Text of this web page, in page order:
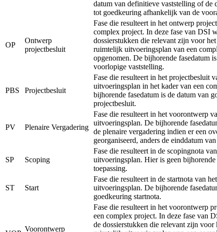
datum van definitieve vaststelling of de
tot goedkeuring afhankelijk van de
OP
Ontwerp
projectbesluit
Fase die resulteert in het ontwerp
complex project. In deze fase van DSI
dossierstukken die relevant zijn voor
ruimtelijk uitvoeringsplan van een
opgenomen. De bijhorende fasedatum
voorlopige vaststelling.
PBS Projectbesluit
Fase die resulteert in het projectbesluit
uitvoeringsplan in het kader van een
bijhorende fasedatum is de datum van
projectbesluit.
PV Plenaire Vergadering
Fase die resulteert in het voorontwerp
uitvoeringsplan. De bijhorende
de plenaire vergadering indien er een
georganiseerd, anders de einddatum
SP Scoping
Fase die resulteert in de scopingnota
uitvoeringsplan. Hier is geen bijhorende
toepassing.
ST Start
Fase die resulteert in de startnota van
uitvoeringsplan. De bijhorende
goedkeuring startnota.
Voorontwerp
Fase die resulteert in het voorontwerp
een complex project. In deze fase van
de dossierstukken die relevant zijn